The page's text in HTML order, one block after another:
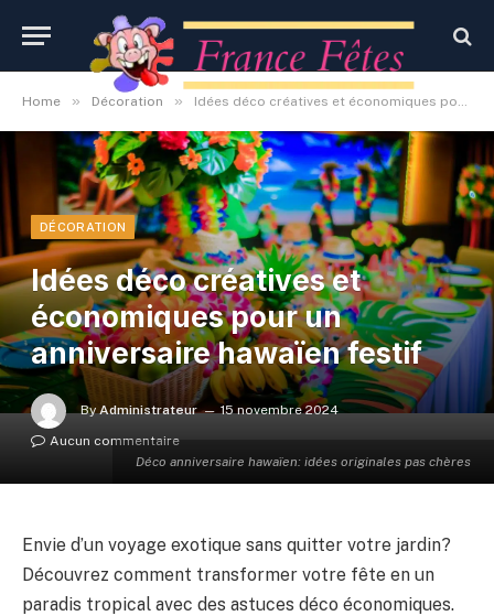
Home » Décoration » Idées déco créatives et économiques pour un anniversaire hawaïen festif
Déco anniversaire hawaïen: idées originales pas chères
DÉCORATION
Idées déco créatives et
économiques pour un
anniversaire hawaïen festif
By Administrateur
15 novembre 2024
Aucun commentaire
Envie d’un voyage exotique sans quitter votre jardin?
Découvrez comment transformer votre fête en un
paradis tropical avec des astuces déco économiques.